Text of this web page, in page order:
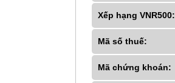
Xếp hạng VNR500:
Mã số thuế:
Mã chứng khoán: